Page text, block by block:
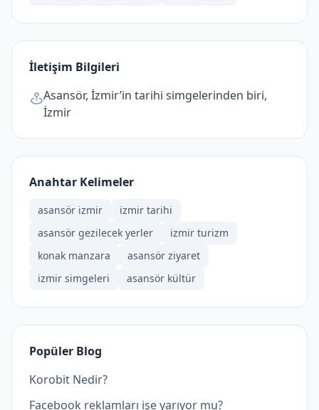
İletişim Bilgileri
Asansör, İzmir’in tarihi simgelerinden biri,
İzmir
Anahtar Kelimeler
asansör izmir
izmir tarihi
asansör gezilecek yerler
izmir turizm
konak manzara
asansör ziyaret
izmir simgeleri
asansör kültür
Popüler Blog
Korobit Nedir?
Facebook reklamları işe yarıyor mu?